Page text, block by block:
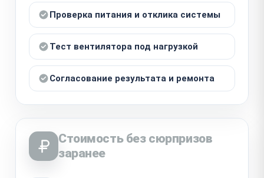
Проверка питания и отклика системы
Тест вентилятора под нагрузкой
Согласование результата и ремонта
Стоимость без сюрпризов
заранее